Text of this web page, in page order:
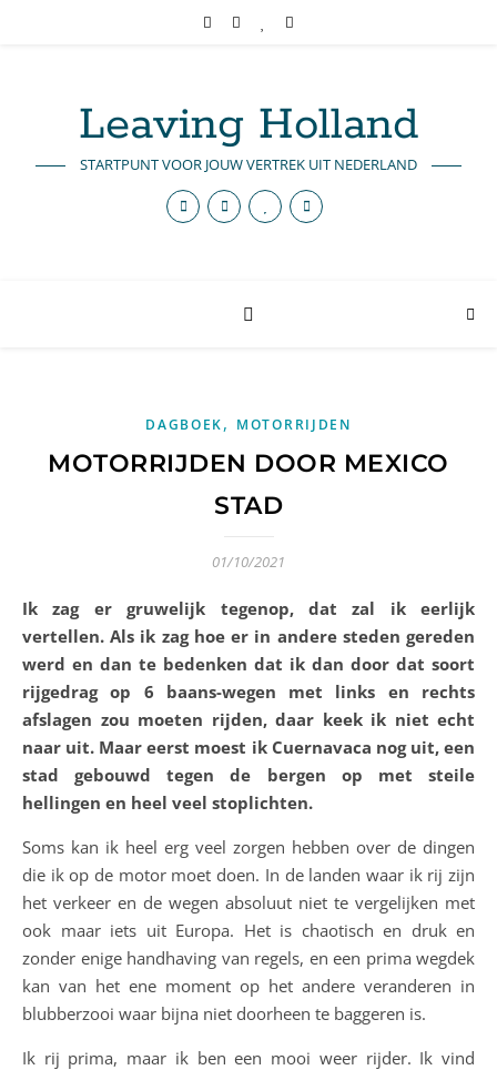
Leaving Holland
STARTPUNT VOOR JOUW VERTREK UIT NEDERLAND
DAGBOEK, MOTORRIJDEN
MOTORRIJDEN DOOR MEXICO
STAD
01/10/2021
Ik zag er gruwelijk tegenop, dat zal ik eerlijk
vertellen. Als ik zag hoe er in andere steden gereden
werd en dan te bedenken dat ik dan door dat soort
rijgedrag op 6 baans-wegen met links en rechts
afslagen zou moeten rijden, daar keek ik niet echt
naar uit. Maar eerst moest ik Cuernavaca nog uit, een
stad gebouwd tegen de bergen op met steile
hellingen en heel veel stoplichten.
Soms kan ik heel erg veel zorgen hebben over de dingen
die ik op de motor moet doen. In de landen waar ik rij zijn
het verkeer en de wegen absoluut niet te vergelijken met
ook maar iets uit Europa. Het is chaotisch en druk en
zonder enige handhaving van regels, en een prima wegdek
kan van het ene moment op het andere veranderen in
blubberzooi waar bijna niet doorheen te baggeren is.
Ik rij prima, maar ik ben een mooi weer rijder. Ik vind